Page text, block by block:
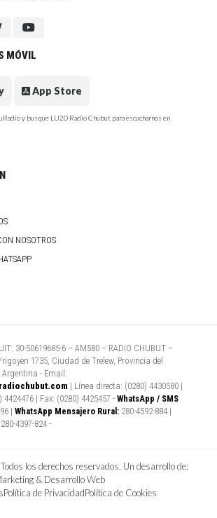
MÓVIL
App Store
y busque LU20 Radio Chubut para escucharnos en
NOSOTROS
30-50619685-6 – AM580 – RADIO CHUBUT –
1735, Ciudad de Trelew, Provincia del
- Email:
| Línea directa: (0280) 4430580 |
| Fax: (0280) 4425457 - WhatsApp / SMS
| WhatsApp Mensajero Rural: 280-4592-884 |
280-4397-824 -
los derechos reservados. Un desarrollo de:
& Desarrollo Web
Política de PrivacidadPolítica de Cookies